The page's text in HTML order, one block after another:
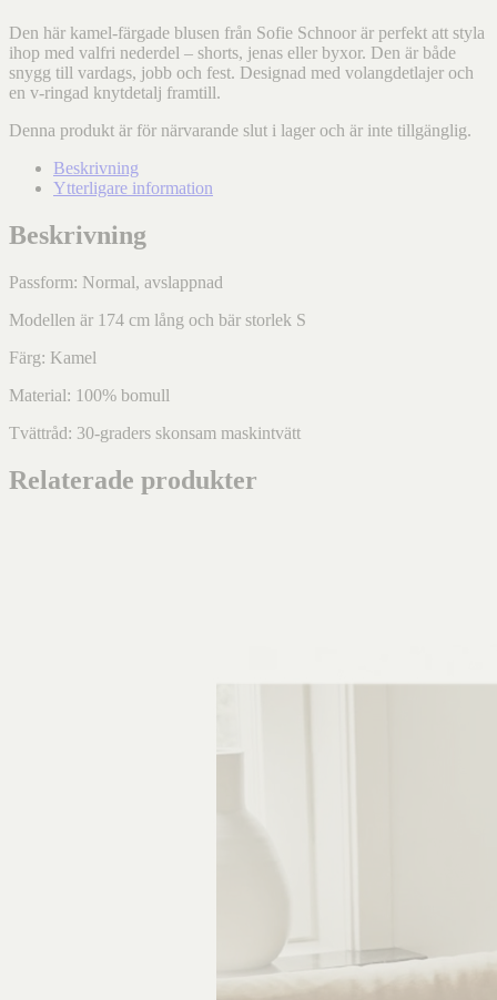
Den här kamel-färgade blusen från Sofie Schnoor är perfekt att styla
ihop med valfri nederdel – shorts, jenas eller byxor. Den är både
snygg till vardags, jobb och fest. Designad med volangdetlajer och
en v-ringad knytdetalj framtill.
Denna produkt är för närvarande slut i lager och är inte tillgänglig.
Beskrivning
Ytterligare information
Beskrivning
Passform: Normal, avslappnad
Modellen är 174 cm lång och bär storlek S
Färg: Kamel
Material: 100% bomull
Tvättråd: 30-graders skonsam maskintvätt
Relaterade produkter